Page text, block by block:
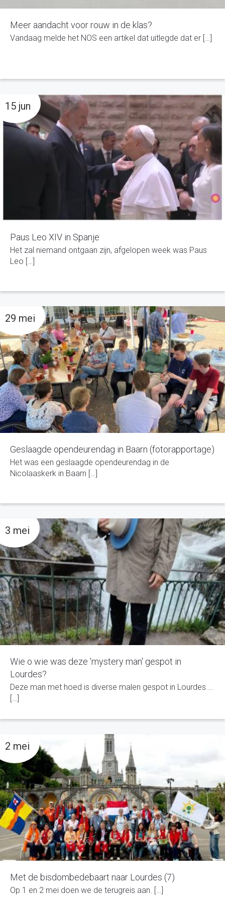
Meer aandacht voor rouw in de klas?
Vandaag melde het NOS een artikel dat uitlegde dat er […]
Paus Leo XIV in Spanje
Het zal niemand ontgaan zijn, afgelopen week was Paus
Leo […]
15 jun
Geslaagde opendeurendag in Baarn (fotorapportage)
Het was een geslaagde opendeurendag in de
Nicolaaskerk in Baarn […]
29 mei
Wie o wie was deze 'mystery man' gespot in
Lourdes?
Deze man met hoed is diverse malen gespot in Lourdes....
[…]
3 mei
Met de bisdombedebaart naar Lourdes (7)
Op 1 en 2 mei doen we de terugreis aan. […]
2 mei